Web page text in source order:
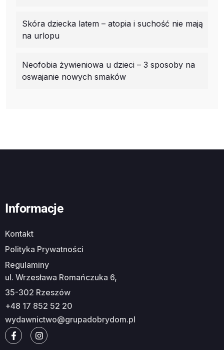
Skóra dziecka latem – atopia i suchość nie mają
na urlopu
Neofobia żywieniowa u dzieci – 3 sposoby na
oswajanie nowych smaków
Informacje
Kontakt
Polityka Prywatności
Regulaminy
ul. Wrzesława Romańczuka 6,
35-302 Rzeszów
+48 17 852 52 20
wydawnictwo@grupadobrydom.pl